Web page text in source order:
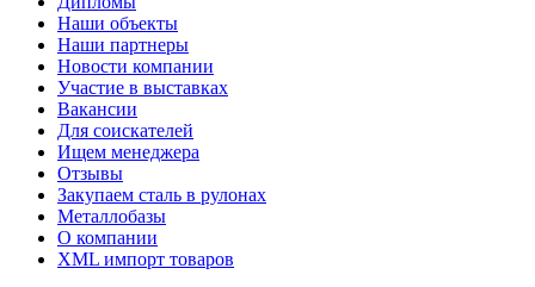
Наши объекты
Наши партнеры
Новости компании
Участие в выставках
Вакансии
Для соискателей
Ищем менеджера
Отзывы
Закупаем сталь в рулонах
Металлобазы
О компании
XML импорт товаров